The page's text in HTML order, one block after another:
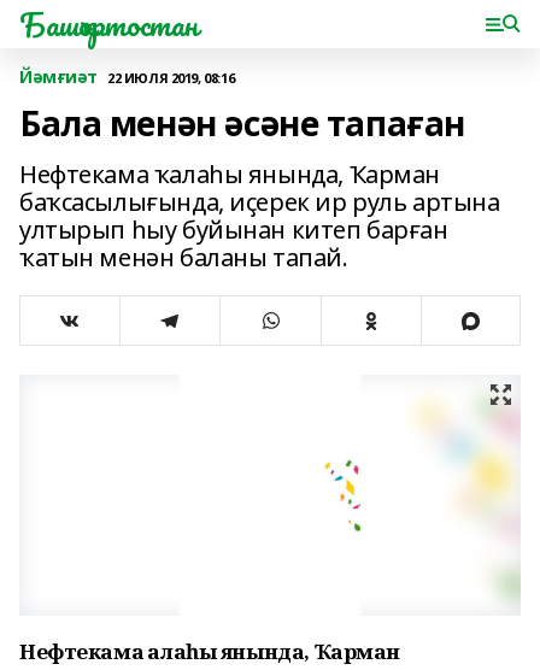
Башҡортостан
Йәмғиәт 22 ИЮЛЯ 2019, 08:16
Бала менән әсәне тапаған
Нефтекама ҡалаһы янында, Ҡарман
баҡсасылығында, иҫерек ир руль артына
ултырып һыу буйынан китеп барған
ҡатын менән баланы тапай.
Нефтекама ҡалаһы янында, Ҡарман